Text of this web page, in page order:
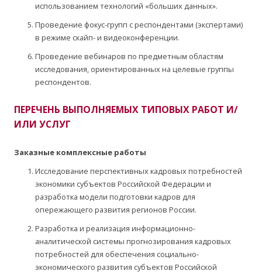
использованием технологий «больших данных».
Проведение фокус-групп с респондентами (экспертами)
в режиме скайп- и видеоконференции.
Проведение вебинаров по предметным областям
исследования, ориентированных на целевые группы
респондентов.
ПЕРЕЧЕНЬ ВЫПОЛНЯЕМЫХ ТИПОВЫХ РАБОТ И/
ИЛИ УСЛУГ
Заказные комплексные работы
Исследование перспективных кадровых потребностей
экономики субъектов Российской Федерации и
разработка модели подготовки кадров для
опережающего развития регионов России.
Разработка и реализация информационно-
аналитической системы прогнозирования кадровых
потребностей для обеспечения социально-
экономического развития субъектов Российской